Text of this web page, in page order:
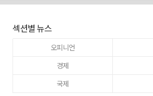
섹션별 뉴스
오피니언
경제
국제